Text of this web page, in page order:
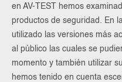
en AV-TEST hemos
productos de seguridad. En
utilizado las versiones más
al público las cuales se
momento y también utilizar
hemos tenido en cuenta